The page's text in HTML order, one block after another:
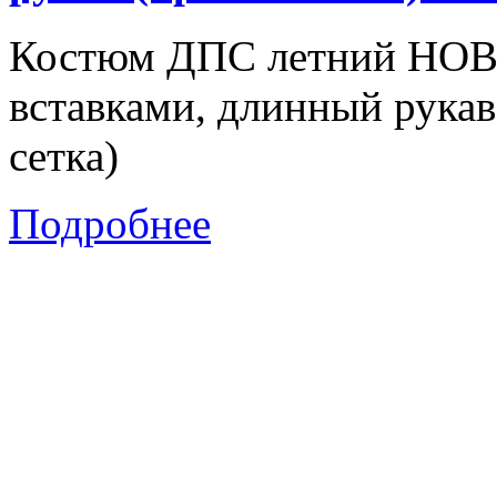
Костюм ДПС летний
вставками, длинный
сетка)
Подробнее